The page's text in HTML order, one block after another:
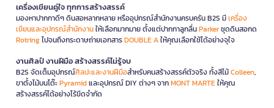
เครื่องเขียนคู่ใจ ทุกการสร้างสรรค์
มองหาปากกาดีๆ ดินสอหลากหลาย หรืออุปกรณ์สำนักงานครบครัน B2S มีเครื่อง
เขียนและอุปกรณ์สำนักงานให้เลือกมากมาย ตั้งแต่ปากกาลูกลื่นParkerชุดดินสอกด
Rotringไปจนถึงกระดาษถ่ายเอกสารDOUBLE Aให้คุณเลือกใช้ได้อย่างจุใจ
งานศิลป์ งานฝีมือ สร้างสรรค์ไม่รู้จบ
B2S จัดเต็มอุปกรณ์ศิลปะและงานฝีมือสำหรับคนสร้างสรรค์ตัวจริง ทั้งสีไม้Colleen,
ขาตั้งไม้บนโต๊ะPyramidและอุปกรณ์ DIY ต่างๆ จากMONT MARTEให้คุณ
สร้างสรรค์ได้อย่างไร้ขีดจำกัด